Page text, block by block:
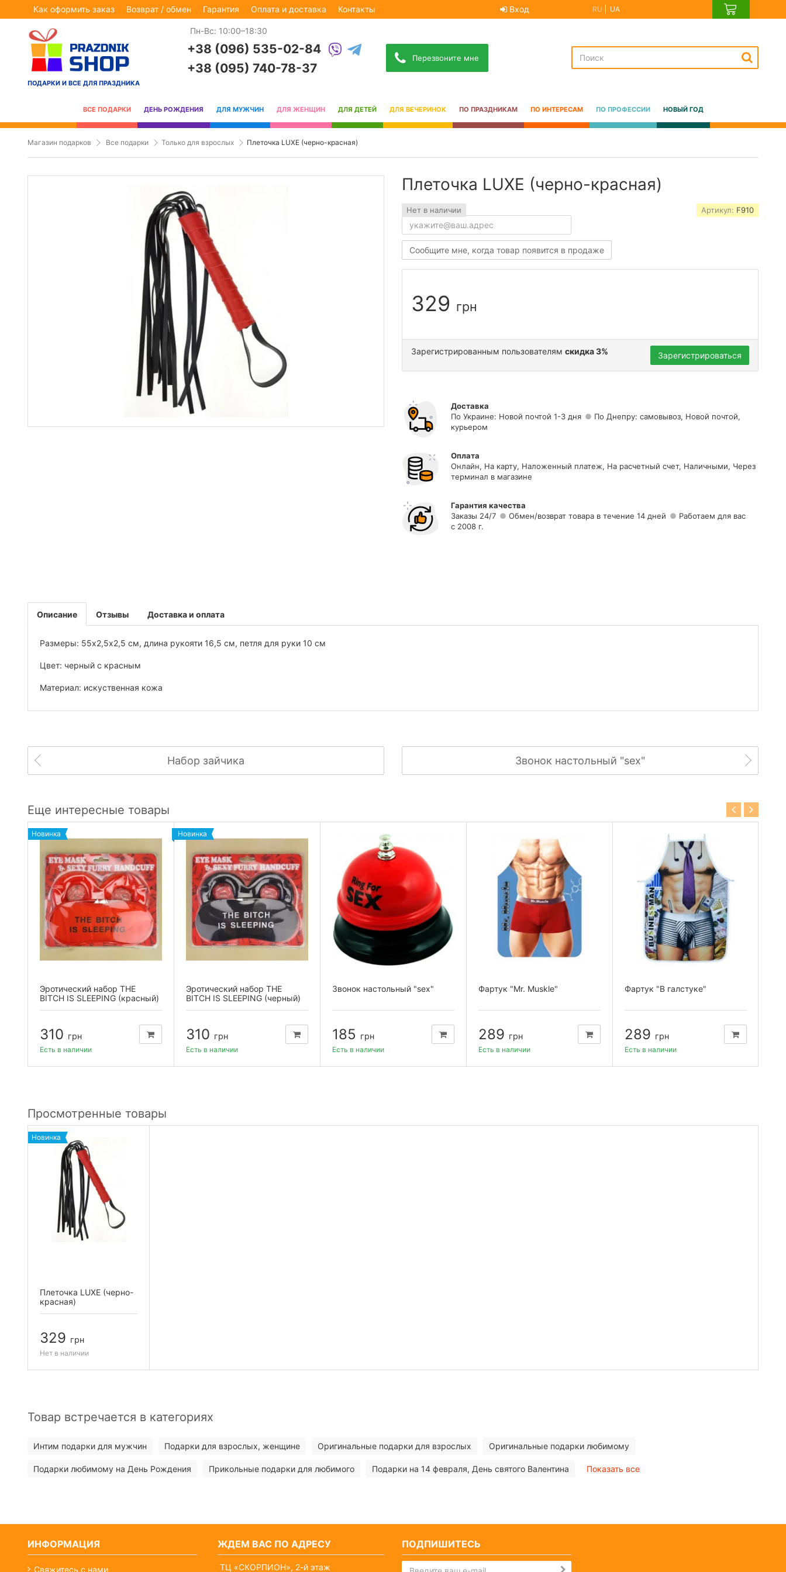
Как оформить заказ Возврат / обмен Гарантия Оплата и доставка Контакты Вход RU UA
ПОДАРКИ И ВСЕ ДЛЯ ПРАЗДНИКА
Пн-Вс: 10:00–18:30
+38 (096) 535-02-84
+38 (095) 740-78-37
Перезвоните мне
ВСЕ ПОДАРКИ ДЕНЬ РОЖДЕНИЯ ДЛЯ МУЖЧИН ДЛЯ ЖЕНЩИН ДЛЯ ДЕТЕЙ ДЛЯ ВЕЧЕРИНОК ПО ПРАЗДНИКАМ ПО ИНТЕРЕСАМ ПО ПРОФЕССИИ НОВЫЙ ГОД
Магазин подарков Все подарки Только для взрослых Плеточка LUXE (черно-красная)
Плеточка LUXE (черно-красная)
Нет в наличии
Сообщите мне, когда товар появится в продаже
Артикул: F910
329 грн
Зарегистрированным пользователям скидка 3% Зарегистрироваться
Доставка
По Украине: Новой почтой 1-3 дня
По Днепру: самовывоз, Новой почтой,
курьером
Оплата
Онлайн, На карту, Наложенный платеж, На расчетный счет, Наличными, Через
терминал в магазине
Гарантия качества
Заказы 24/7
Обмен/возврат товара в течение 14 дней
Работаем для вас
с 2008 г.
Описание
Размеры: 55х2,5х2,5 см, длина рукояти 16,5 см, петля для руки 10 см
Цвет: черный с красным
Материал: искуственная кожа
Отзывы Доставка и оплата
Набор зайчика Звонок настольный "sex"
Еще интересные товары
Новинка
Эротический набор THE
BITCH IS SLEEPING (красный)
310 грн
Есть в наличии
Новинка
Эротический набор THE
BITCH IS SLEEPING (черный)
310 грн
Есть в наличии
Звонок настольный "sex"
185 грн
Есть в наличии
Фартук "Mr. Muskle"
289 грн
Есть в наличии
Фартук "В галстуке"
289 грн
Есть в наличии
Просмотренные товары
Новинка
Плеточка LUXE (черно-
красная)
329 грн
Нет в наличии
Товар встречается в категориях
Интим подарки для мужчин Подарки для взрослых, женщине Оригинальные подарки для взрослых Оригинальные подарки любимому
Подарки любимому на День Рождения Прикольные подарки для любимого Подарки на 14 февраля, День святого Валентина Показать все
ИНФОРМАЦИЯ
Свяжитесь с нами
ЖДЕМ ВАС ПО АДРЕСУ
ТЦ «СКОРПИОН», 2-й этаж
ПОДПИШИТЕСЬ